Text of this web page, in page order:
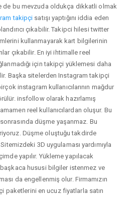
de bu mevzuda oldukça dikkatli olmak
takipçi satışı yaptığını iddia eden
çıkabilir. Takipci hilesi twitter
kullanmayarak kart bilgilerinin
çıkabilir. En iyi ihtimalle reel
için takipçi yüklemesi daha
Başka sitelerden Instagram takipçi
instagram kullanıcılarının mağdur
insfollow olarak hazırlamış
reel kullanıcılardan oluşur. Bu
düşme yaşanmaz. Bu
Düşme oluştuğu takdirde
3D uygulaması yardımıyla
yapılır. Yükleme yapılacak
hususi bilgiler istenmez ve
da engellenmiş olur. Firmamızın
paketlerini en ucuz fiyatlarla satın